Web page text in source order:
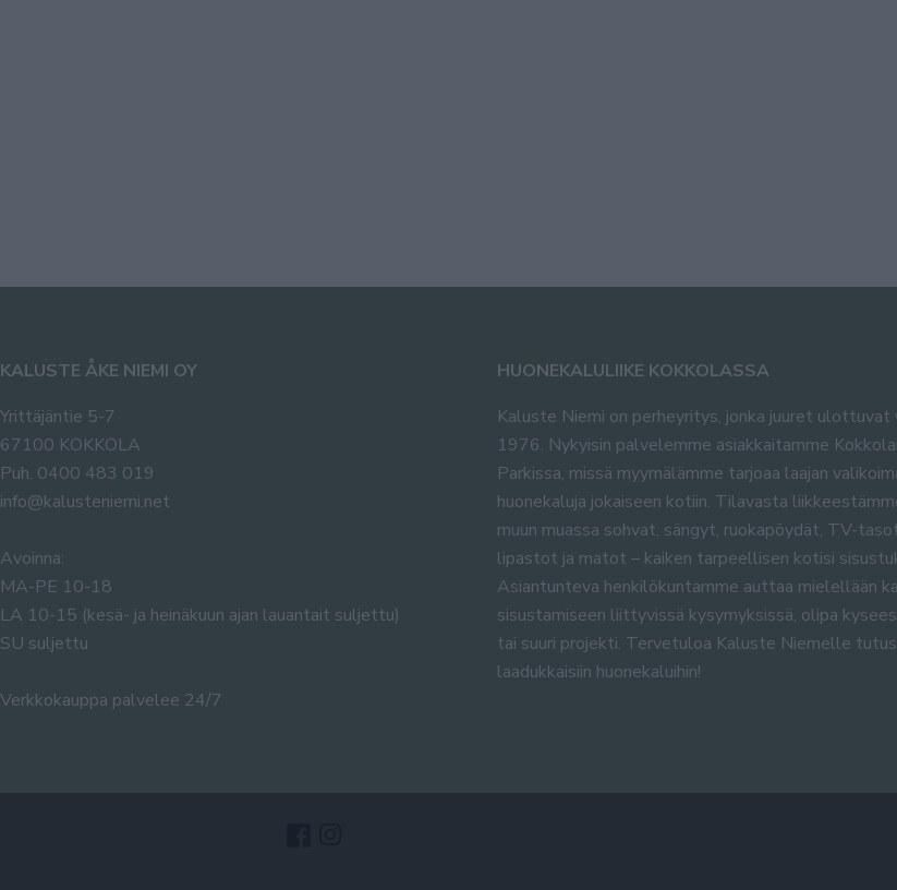
KALUSTE ÅKE NIEMI OY
Yrittäjäntie 5-7
67100 KOKKOLA
Puh. 0400 483 019
info@kalusteniemi.net
Avoinna:
MA-PE 10-18
LA 10-15 (kesä- ja heinäkuun ajan lauantait suljettu)
SU suljettu
Verkkokauppa palvelee 24/7
HUONEKALULIIKE KOKKOLASSA
Kaluste Niemi on perheyritys, jonka juuret ulottuvat
1976. Nykyisin palvelemme asiakkaitamme
Parkissa, missä myymälämme tarjoaa laajan
huonekaluja jokaiseen kotiin. Tilavasta
muun muassa sohvat, sängyt, ruokapöydät, TV-
lipastot ja matot – kaiken tarpeellisen kotisi
Asiantunteva henkilökuntamme auttaa mielellään
sisustamiseen liittyvissä kysymyksissä, olipa
tai suuri projekti. Tervetuloa Kaluste Niemelle
laadukkaisiin huonekaluihin!